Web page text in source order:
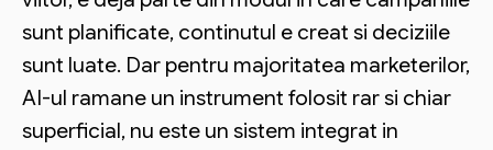
sunt planificate, continutul e creat si deciziile
sunt luate. Dar pentru majoritatea marketerilor,
AI-ul ramane un instrument folosit rar si chiar
superficial, nu este un sistem integrat in